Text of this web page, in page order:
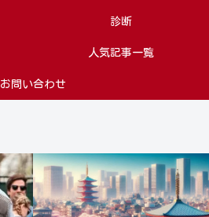
診断
人気記事一覧
お問い合わせ